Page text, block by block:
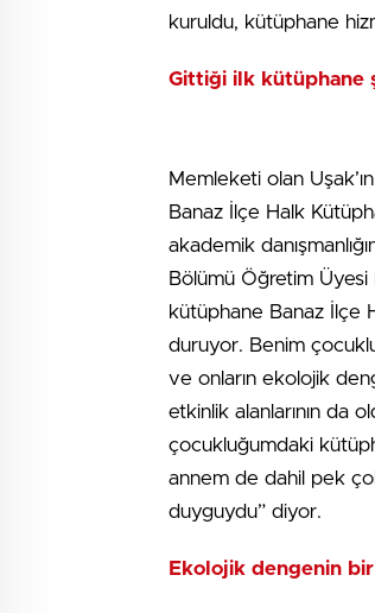
kuruldu, kütüphane
Gittiği ilk kütüphane
Memleketi olan
Banaz İlçe Halk
akademik
Bölümü Öğretim
kütüphane Banaz İlçe
duruyor. Benim
ve onların ekolojik
etkinlik alanlarının da
çocukluğumdaki
annem de dahil pek
duyguydu” diyor.
Ekolojik dengenin